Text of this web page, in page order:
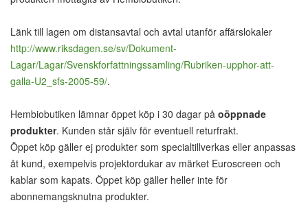
Länk till lagen om distansavtal och avtal utanför affärslokaler
http://www.riksdagen.se/sv/Dokument-
Lagar/Lagar/Svenskforfattningssamling/Rubriken-upphor-att-
galla-U2_sfs-2005-59/.
Hembiobutiken lämnar öppet köp i 30 dagar på oöppnade
produkter. Kunden står själv för eventuell returfrakt.
Öppet köp gäller ej produkter som specialtillverkas eller anpassas
åt kund, exempelvis projektordukar av märket Euroscreen och
kablar som kapats. Öppet köp gäller heller inte för
abonnemangsknutna produkter.